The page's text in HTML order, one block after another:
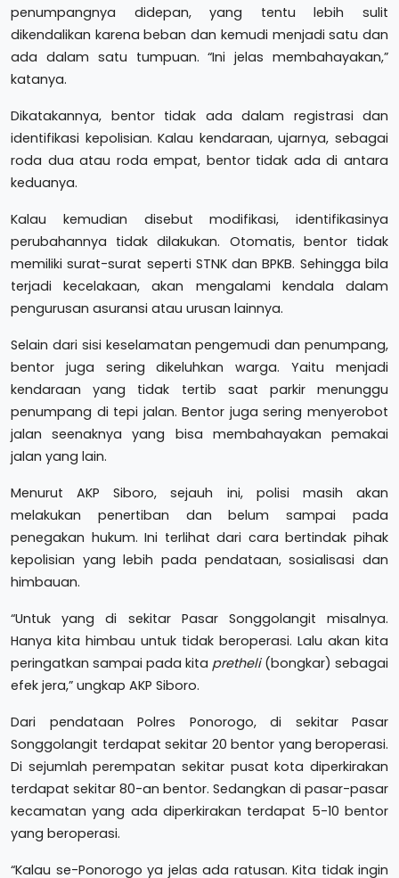
penumpangnya didepan, yang tentu lebih sulit
dikendalikan karena beban dan kemudi menjadi satu dan
ada dalam satu tumpuan. “Ini jelas membahayakan,”
katanya.
Dikatakannya, bentor tidak ada dalam registrasi dan
identifikasi kepolisian. Kalau kendaraan, ujarnya, sebagai
roda dua atau roda empat, bentor tidak ada di antara
keduanya.
Kalau kemudian disebut modifikasi, identifikasinya
perubahannya tidak dilakukan. Otomatis, bentor tidak
memiliki surat-surat seperti STNK dan BPKB. Sehingga bila
terjadi kecelakaan, akan mengalami kendala dalam
pengurusan asuransi atau urusan lainnya.
Selain dari sisi keselamatan pengemudi dan penumpang,
bentor juga sering dikeluhkan warga. Yaitu menjadi
kendaraan yang tidak tertib saat parkir menunggu
penumpang di tepi jalan. Bentor juga sering menyerobot
jalan seenaknya yang bisa membahayakan pemakai
jalan yang lain.
Menurut AKP Siboro, sejauh ini, polisi masih akan
melakukan penertiban dan belum sampai pada
penegakan hukum. Ini terlihat dari cara bertindak pihak
kepolisian yang lebih pada pendataan, sosialisasi dan
himbauan.
“Untuk yang di sekitar Pasar Songgolangit misalnya.
Hanya kita himbau untuk tidak beroperasi. Lalu akan kita
peringatkan sampai pada kita pretheli(bongkar) sebagai
efek jera,” ungkap AKP Siboro.
Dari pendataan Polres Ponorogo, di sekitar Pasar
Songgolangit terdapat sekitar 20 bentor yang beroperasi.
Di sejumlah perempatan sekitar pusat kota diperkirakan
terdapat sekitar 80-an bentor. Sedangkan di pasar-pasar
kecamatan yang ada diperkirakan terdapat 5-10 bentor
yang beroperasi.
“Kalau se-Ponorogo ya jelas ada ratusan. Kita tidak ingin